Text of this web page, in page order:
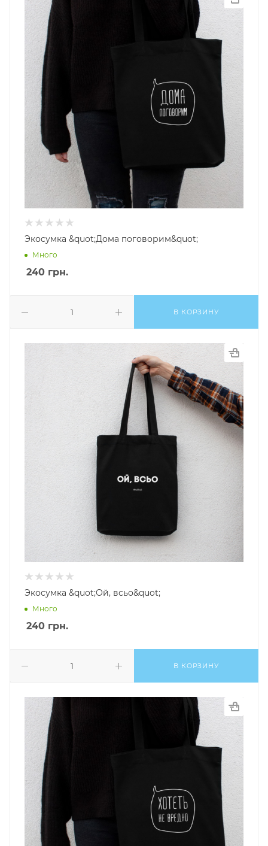
Экосумка &quot;Дома поговорим&quot;
Много
240 грн.
В КОРЗИНУ
Экосумка &quot;Ой, всьо&quot;
Много
240 грн.
В КОРЗИНУ